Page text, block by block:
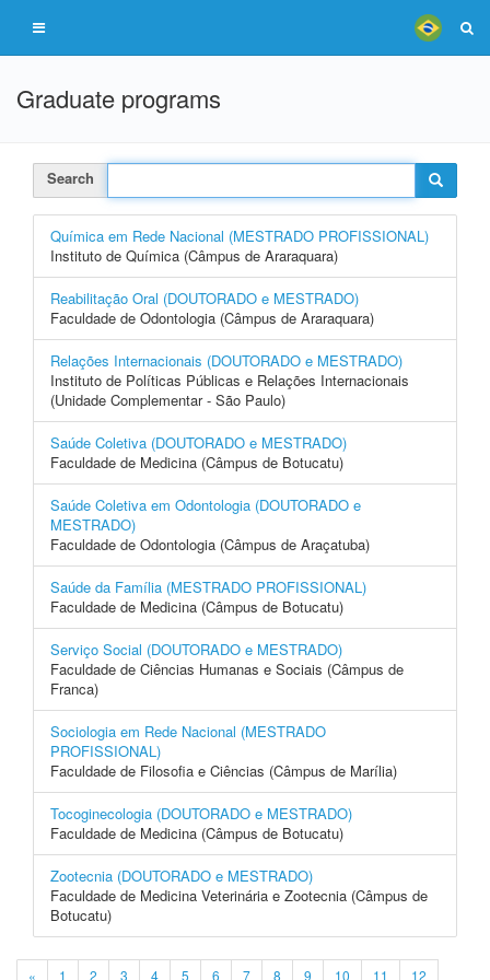
Graduate programs
Search
Química em Rede Nacional (MESTRADO PROFISSIONAL)
Instituto de Química (Câmpus de Araraquara)
Reabilitação Oral (DOUTORADO e MESTRADO)
Faculdade de Odontologia (Câmpus de Araraquara)
Relações Internacionais (DOUTORADO e MESTRADO)
Instituto de Políticas Públicas e Relações Internacionais
(Unidade Complementar - São Paulo)
Saúde Coletiva (DOUTORADO e MESTRADO)
Faculdade de Medicina (Câmpus de Botucatu)
Saúde Coletiva em Odontologia (DOUTORADO e
MESTRADO)
Faculdade de Odontologia (Câmpus de Araçatuba)
Saúde da Família (MESTRADO PROFISSIONAL)
Faculdade de Medicina (Câmpus de Botucatu)
Serviço Social (DOUTORADO e MESTRADO)
Faculdade de Ciências Humanas e Sociais (Câmpus de
Franca)
Sociologia em Rede Nacional (MESTRADO
PROFISSIONAL)
Faculdade de Filosofia e Ciências (Câmpus de Marília)
Tocoginecologia (DOUTORADO e MESTRADO)
Faculdade de Medicina (Câmpus de Botucatu)
Zootecnia (DOUTORADO e MESTRADO)
Faculdade de Medicina Veterinária e Zootecnia (Câmpus de
Botucatu)
« 1 2 3 4 5 6 7 8 9 10 11 12